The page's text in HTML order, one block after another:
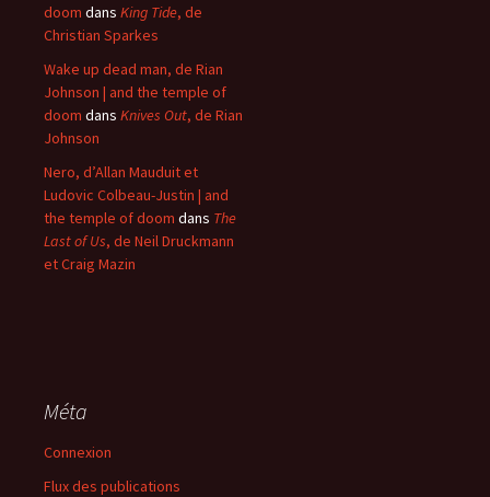
doom dans King Tide, de
Christian Sparkes
Wake up dead man, de Rian
Johnson | and the temple of
doom dans Knives Out, de Rian
Johnson
Nero, d’Allan Mauduit et
Ludovic Colbeau-Justin | and
the temple of doom dans The
Last of Us, de Neil Druckmann
et Craig Mazin
Méta
Connexion
Flux des publications